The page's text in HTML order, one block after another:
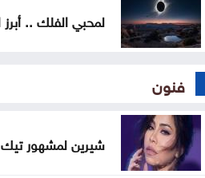
لمحبي الفلك ..
فنون
شيرين لمشهور